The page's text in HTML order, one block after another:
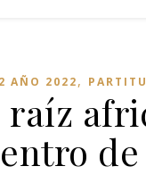
AÑO 2022,